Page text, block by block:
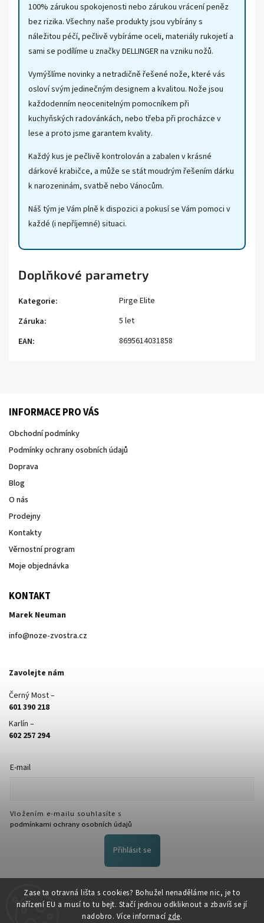
Zase ta otravná lišta s cookies? Bohužel nenaděláme nic, je to
nařízení EU a musí to tu bejt. Stačí jednou odkliknout a zbavíš se jí
nadobro. Více informací zde.
100% zárukou spokojenosti nebo zárukou vrácení peněz
bez rizika. Všechny naše produkty jsou vybírány s
náležitou péčí, pečlivě vybíráme oceli, materiály rukojetí a
sami se podílíme u značky DELLINGER na vzniku nožů.
Vymýšlíme novinky a netradičně řešené nože, které vás
osloví svým jedinečným designem a kvalitou. Nože jsou
každodenním neocenitelným pomocníkem při
kuchyňských radovánkách, nebo třeba při procházce v
lese a proto jsme garantem kvality.
Každý kus je pečlivě kontrolován a zabalen v krásné
dárkové krabičce, a může se stát moudrým řešením dárku
k narozeninám, svatbě nebo Vánocům.
Náš tým je Vám plně k dispozici a pokusí se Vám pomoci v
každé (i nepříjemné) situaci.
Doplňkové parametry
Kategorie:
Pirge Elite
Záruka:
5 let
EAN: 8695614031858
INFORMACE PRO VÁS
Obchodní podmínky
Podmínky ochrany osobních údajů
Doprava
Blog
O nás
Prodejny
Kontakty
Věrnostní program
Moje objednávka
KONTAKT
Marek Neuman
info@noze-zvostra.cz
Zavolejte nám
Černý Most –
601 390 218
Karlín –
602 257 294
E-mail
Vložením e-mailu souhlasíte s
podmínkami ochrany osobních údajů
Přihlásit se
FACEBOOK